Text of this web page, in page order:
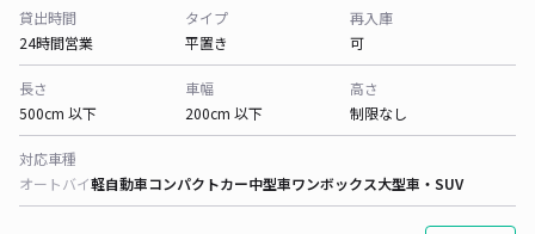
貸出時間
24時間営業
タイプ
平置き
再入庫
可
長さ
500cm 以下
車幅
200cm 以下
高さ
制限なし
対応車種
オートバイ軽自動車コンパクトカー中型車ワンボックス大型車・SUV